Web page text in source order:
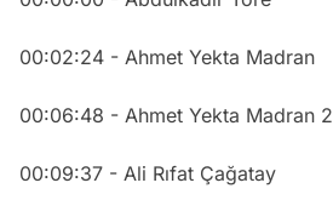
00:02:24 - Ahmet Yekta Madran
00:06:48 - Ahmet Yekta Madran 2
00:09:37 - Ali Rıfat Çağatay